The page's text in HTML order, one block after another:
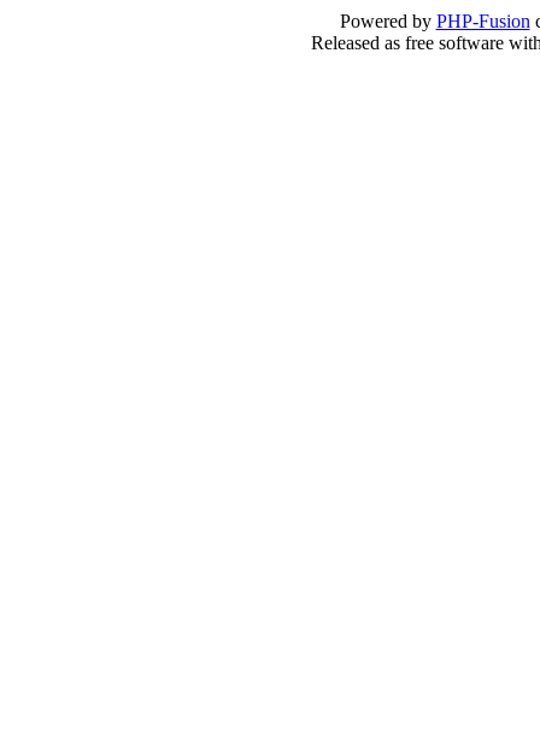
Powered by PHP-Fusion
Released as free software